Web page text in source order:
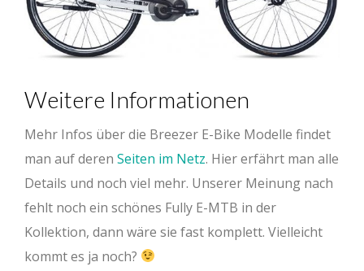
Weitere Informationen
Mehr Infos über die Breezer E-Bike Modelle findet
man auf deren Seiten im Netz. Hier erfährt man alle
Details und noch viel mehr. Unserer Meinung nach
fehlt noch ein schönes Fully E-MTB in der
Kollektion, dann wäre sie fast komplett. Vielleicht
kommt es ja noch?